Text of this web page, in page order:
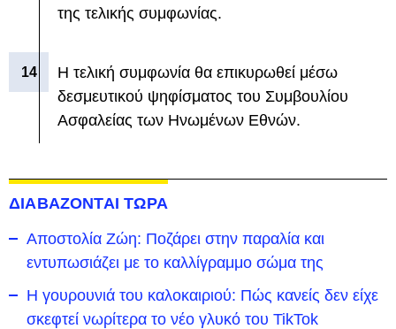
της τελικής συμφωνίας.
Η τελική συμφωνία θα επικυρωθεί μέσω
δεσμευτικού ψηφίσματος του Συμβουλίου
Ασφαλείας των Ηνωμένων Εθνών.
ΔΙΑΒΑΖΟΝΤΑΙ ΤΩΡΑ
Αποστολία Ζώη: Ποζάρει στην παραλία και
εντυπωσιάζει με το καλλίγραμμο σώμα της
Η γουρουνιά του καλοκαιριού: Πώς κανείς δεν είχε
σκεφτεί νωρίτερα το νέο γλυκό του TikTok